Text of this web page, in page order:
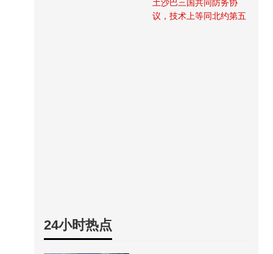
土沙巴三国共同防务协
议，技术上等同北约第五
24小时热点